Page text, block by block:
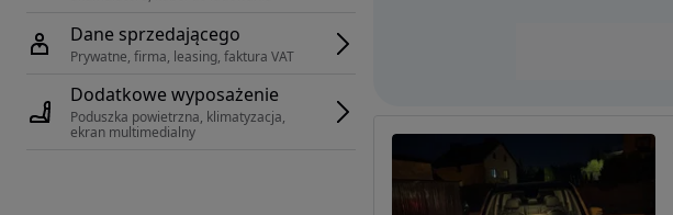
Dane sprzedającego
Prywatne, firma, leasing, faktura VAT
Dodatkowe wyposażenie
Poduszka powietrzna, klimatyzacja,
ekran multimedialny